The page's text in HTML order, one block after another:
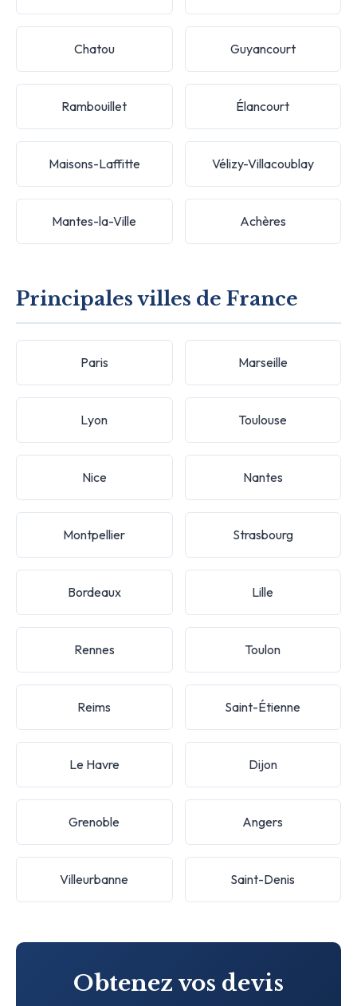
Chatou Guyancourt
Rambouillet Élancourt
Maisons-Laffitte Vélizy-Villacoublay
Mantes-la-Ville Achères
Principales villes de France
Paris Marseille
Lyon Toulouse
Nice Nantes
Montpellier Strasbourg
Bordeaux Lille
Rennes Toulon
Reims Saint-Étienne
Le Havre Dijon
Grenoble Angers
Villeurbanne Saint-Denis
Obtenez vos devis